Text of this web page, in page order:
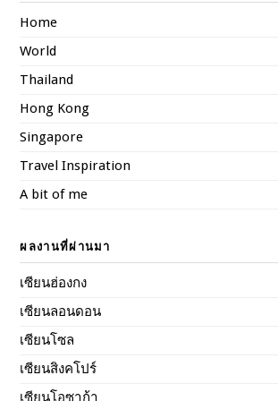
Home
World
Thailand
Hong Kong
Singapore
Travel Inspiration
A bit of me
ผลงานที่ผ่านมา
เซียนฮ่องกง
เซียนลอนดอน
เซียนโซล
เซียนสิงคโปร์
เซียนโอซาก้า